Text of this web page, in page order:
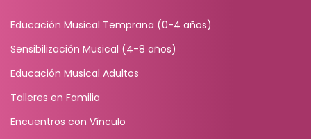
Educación Musical Temprana (0-4 años)
Sensibilización Musical (4-8 años)
Educación Musical Adultos
Talleres en Familia
Encuentros con Vínculo